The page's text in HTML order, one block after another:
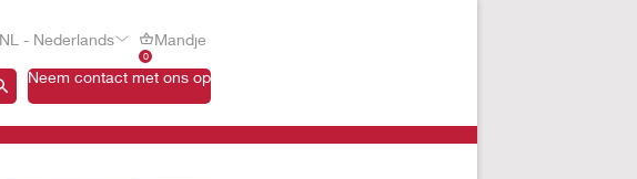
NL - Nederlands
0
Mandje
Neem contact met ons op